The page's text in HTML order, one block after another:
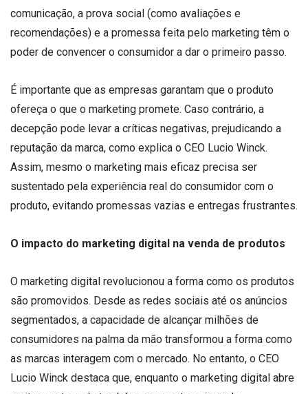
comunicação, a prova social (como avaliações e
recomendações) e a promessa feita pelo marketing têm o
poder de convencer o consumidor a dar o primeiro passo.
É importante que as empresas garantam que o produto
ofereça o que o marketing promete. Caso contrário, a
decepção pode levar a críticas negativas, prejudicando a
reputação da marca, como explica o CEO Lucio Winck.
Assim, mesmo o marketing mais eficaz precisa ser
sustentado pela experiência real do consumidor com o
produto, evitando promessas vazias e entregas frustrantes.
O impacto do marketing digital na venda de produtos
O marketing digital revolucionou a forma como os produtos
são promovidos. Desde as redes sociais até os anúncios
segmentados, a capacidade de alcançar milhões de
consumidores na palma da mão transformou a forma como
as marcas interagem com o mercado. No entanto, o CEO
Lucio Winck destaca que, enquanto o marketing digital abre